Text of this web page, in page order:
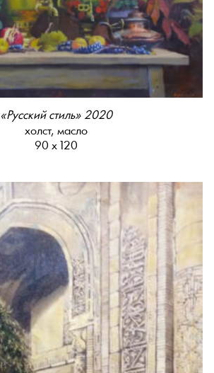
«Русский стиль» 2020
холст, масло
90 х 120